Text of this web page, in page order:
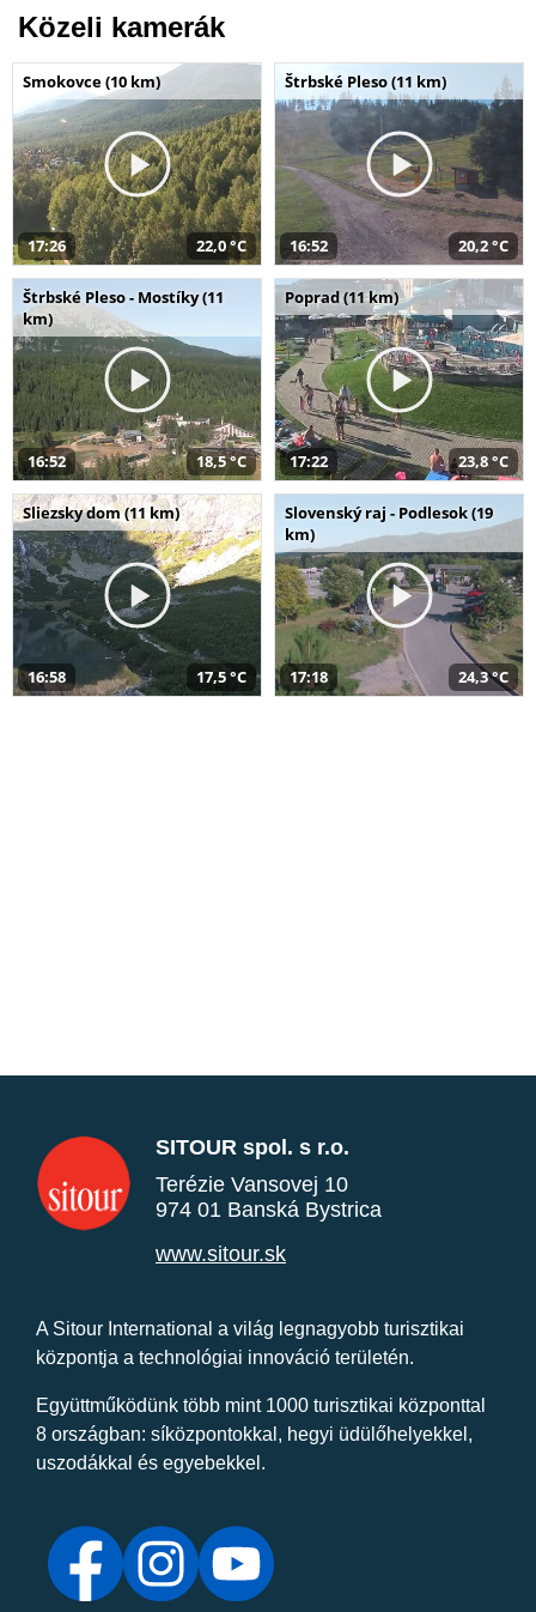
Közeli kamerák
Smokovce (10 km)
17:26 22,0 °C
Štrbské Pleso (11 km)
16:52 20,2 °C
Štrbské Pleso - Mostíky (11
km)
16:52 18,5 °C
Poprad (11 km)
17:22 23,8 °C
Sliezsky dom (11 km)
16:58 17,5 °C
Slovenský raj - Podlesok (19
km)
17:18 24,3 °C
SITOUR spol. s r.o.
Terézie Vansovej 10
974 01 Banská Bystrica
www.sitour.sk
A Sitour International a világ legnagyobb turisztikai
központja a technológiai innováció területén.
Együttműködünk több mint 1000 turisztikai központtal
8 országban: síközpontokkal, hegyi üdülőhelyekkel,
uszodákkal és egyebekkel.